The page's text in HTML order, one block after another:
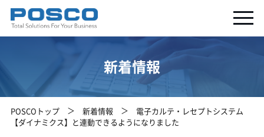
新着情報
POSCOトップ 新着情報
電子カルテ・レセプトシステム
【ダイナミクス】と連動できるようになりました